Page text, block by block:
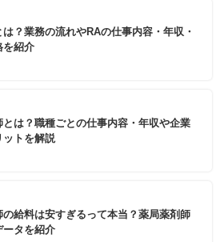
？業務の流れやRAの仕事内容・年収・
を紹介
とは？職種ごとの仕事内容・年収や企業
ットを解説
の給料は安すぎるって本当？薬局薬剤師
ータを紹介